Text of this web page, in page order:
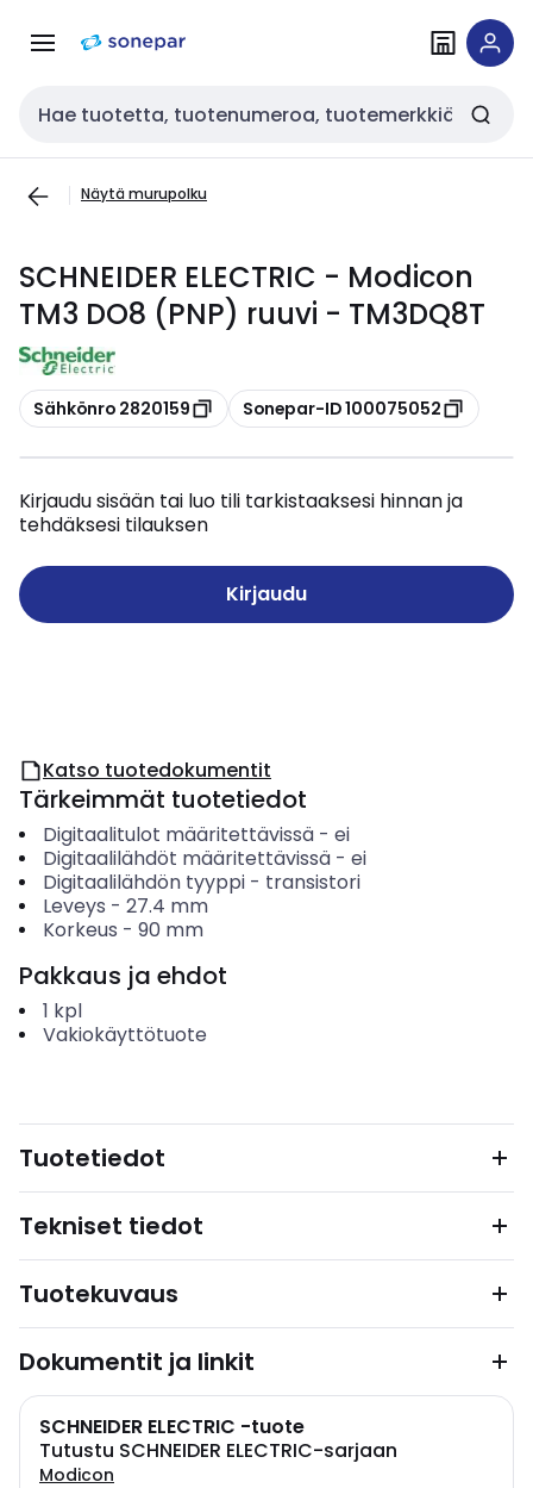
navigointiinsisältöön
Haku
Näytä murupolku
SCHNEIDER ELECTRIC - Modicon
TM3 DO8 (PNP) ruuvi - TM3DQ8T
Kopioi
Sähkönro 2820159 Kopioi
Sonepar-ID 100075052
Kirjaudu sisään tai luo tili tarkistaaksesi hinnan ja
tehdäksesi tilauksen
Kirjaudu
Katso tuotedokumentit
Tärkeimmät tuotetiedot
Digitaalitulot määritettävissä- ei
Digitaalilähdöt määritettävissä- ei
Digitaalilähdön tyyppi- transistori
Leveys - 27.4 mm
Korkeus - 90 mm
Pakkaus ja ehdot
1 kpl
Vakiokäyttötuote
Tuotetiedot
Tekniset tiedot
Tuotekuvaus
Dokumentit ja linkit
SCHNEIDER ELECTRIC -tuote
Tutustu SCHNEIDER ELECTRIC-sarjaan
Modicon